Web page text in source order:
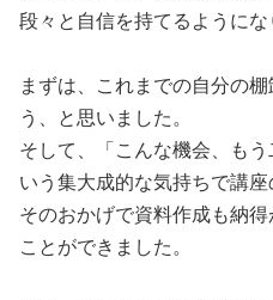
段々と自信を持てるようにな
まずは、これまでの自分の
う、と思いました。
そして、「こんな機会、も
いう集大成的な気持ちで講座
そのおかげで資料作成も納
ことができました。